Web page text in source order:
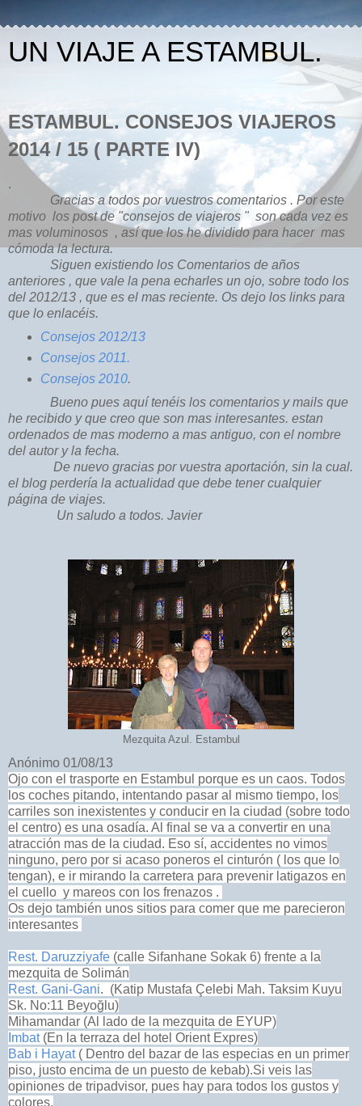
UN VIAJE A ESTAMBUL.
ESTAMBUL. CONSEJOS VIAJEROS
2014 / 15 ( PARTE IV)
.
Gracias a todos por vuestros comentarios . Por este
motivo los post de "consejos de viajeros " son cada vez es
mas voluminosos , así que los he dividido para hacer mas
cómoda la lectura.
Siguen existiendo los Comentarios de años
anteriores , que vale la pena echarles un ojo, sobre todo los
del 2012/13 , que es el mas reciente. Os dejo los links para
que lo enlacéis.
Consejos 2012/13
Consejos 2011.
Consejos 2010.
Bueno pues aquí tenéis los comentarios y mails que
he recibido y que creo que son mas interesantes. estan
ordenados de mas moderno a mas antiguo, con el nombre
del autor y la fecha.
De nuevo gracias por vuestra aportación, sin la cual.
el blog perdería la actualidad que debe tener cualquier
página de viajes.
Un saludo a todos. Javier
Mezquita Azul. Estambul
Anónimo 01/08/13
Ojo con el trasporte en Estambul porque es un caos. Todos
los coches pitando, intentando pasar al mismo tiempo, los
carriles son inexistentes y conducir en la ciudad (sobre todo
el centro) es una osadía. Al final se va a convertir en una
atracción mas de la ciudad. Eso sí, accidentes no vimos
ninguno, pero por si acaso poneros el cinturón ( los que lo
tengan), e ir mirando la carretera para prevenir latigazos en
el cuello y mareos con los frenazos .
Os dejo también unos sitios para comer que me parecieron
interesantes
Rest. Daruzziyafe (calle Sifanhane Sokak 6) frente a la
mezquita de Solimán
Rest. Gani-Gani. (Katip Mustafa Çelebi Mah. Taksim Kuyu
Sk. No:11 Beyoğlu)
Mihamandar (Al lado de la mezquita de EYUP)
Imbat(En la terraza del hotel Orient Expres)
Bab i Hayat ( Dentro del bazar de las especias en un primer
piso, justo encima de un puesto de kebab).Si veis las
opiniones de tripadvisor, pues hay para todos los gustos y
colores.